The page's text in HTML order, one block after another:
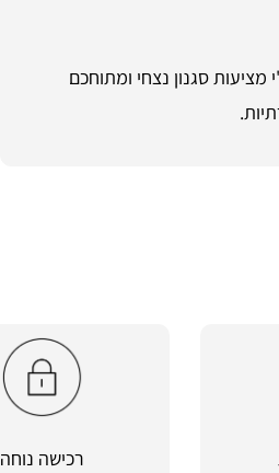
סגנון נצחי ומתוחכם
רכישה נוחה